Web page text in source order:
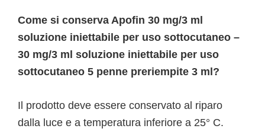
Come si conserva Apofin 30 mg/3 ml
soluzione iniettabile per uso sottocutaneo –
30 mg/3 ml soluzione iniettabile per uso
sottocutaneo 5 penne preriempite 3 ml?
Il prodotto deve essere conservato al riparo
dalla luce e a temperatura inferiore a 25° C.